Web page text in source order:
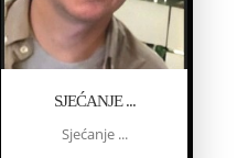
SJEĆANJE ...
Sjećanje ...